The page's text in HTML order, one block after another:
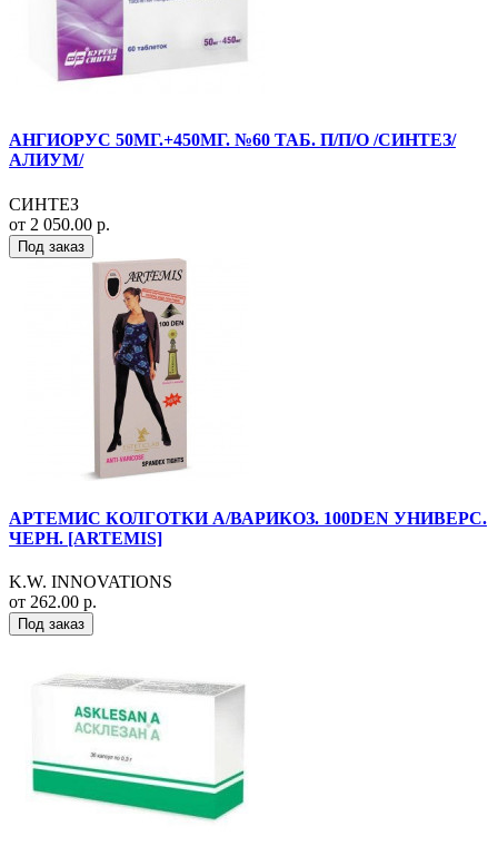
АНГИОРУС 50МГ.+450МГ. №60 ТАБ. П/П/О /СИНТЕЗ/
АЛИУМ/
СИНТЕЗ
от 2 050.00 р.
Под заказ
АРТЕМИС КОЛГОТКИ А/ВАРИКОЗ. 100DEN УНИВЕРС.
ЧЕРН. [ARTEMIS]
K.W. INNOVATIONS
от 262.00 р.
Под заказ